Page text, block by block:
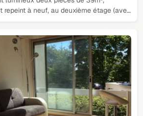
repeint à neuf, au deuxième étage (ave…